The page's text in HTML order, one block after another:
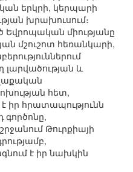
երկրի, կերպարի
խրախուսում։
Եվրոպական միությանը
մշուշոտ հեռանկարի,
լարվածության և
հետ,
իր հրատապությունն
գործոնը,
Թուրքիայի
է իր նախկին